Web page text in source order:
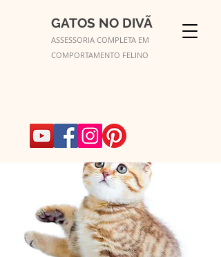
GATOS NO DIVÃ
ASSESSORIA COMPLETA EM
COMPORTAMENTO FELINO